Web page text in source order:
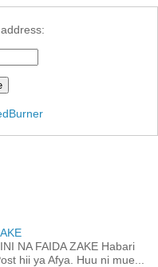
FAIDA ZAKE Habari
hii ya Afya. Huu ni mue...